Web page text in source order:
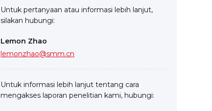
Untuk pertanyaan atau informasi lebih lanjut,
silakan hubungi:
Lemon Zhao
lemonzhao@smm.cn
Untuk informasi lebih lanjut tentang cara
mengakses laporan penelitian kami, hubungi: